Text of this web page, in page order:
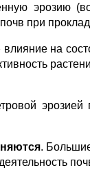
эрозию
при
на
эрозией
.